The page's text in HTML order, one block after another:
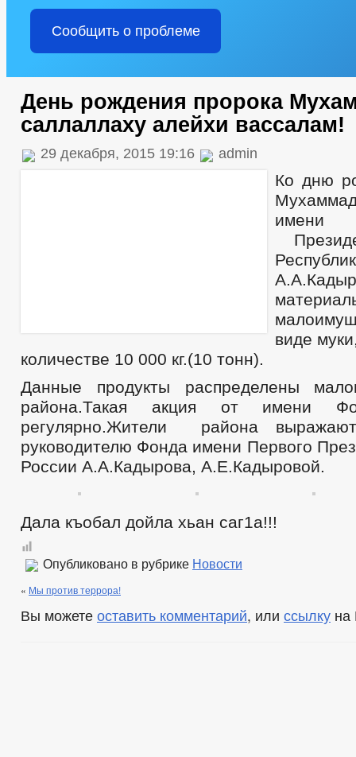
Сообщить о проблеме
День рождения пророка
саллаллаху алейхи вассалам!
29 декабря, 2015 19:16 admin
Ко дню
виде
количестве 10 000 кг.(10 тонн).
Данные продукты распределены
района.Такая акция от имени
регулярно.Жители района выражают
руководителю Фонда имени Первого
России А.А.Кадырова, А.Е.Кадыровой.
Дала къобал дойла хьан саг1а!!!
Опубликовано в рубрике Новости
« Мы против террора!
Вы можете оставить комментарий, или ссылку на